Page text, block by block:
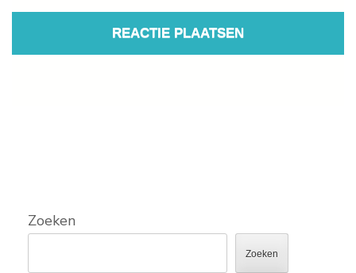
Zoeken
Zoeken